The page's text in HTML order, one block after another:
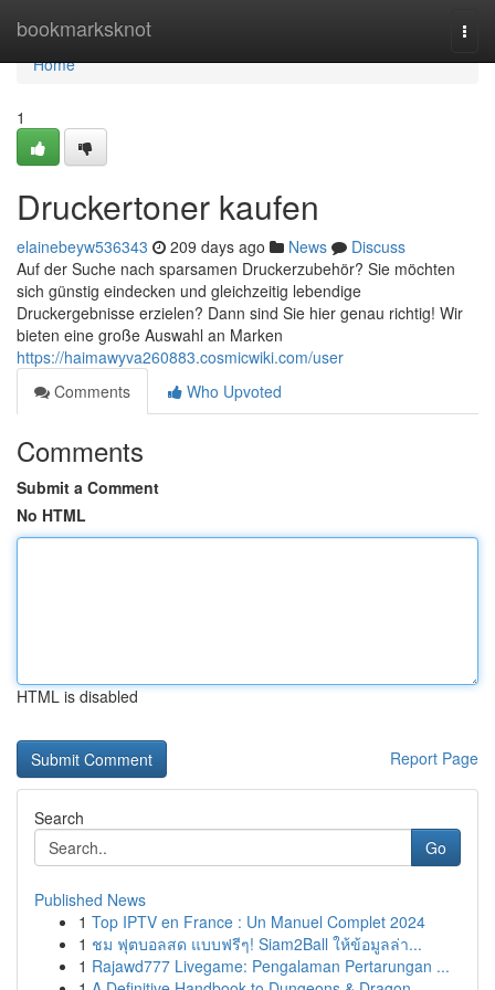
bookmarksknot
Home
Home
1
Druckertoner kaufen
elainebeyw536343 209 days ago News
Discuss
Auf der Suche nach sparsamen Druckerzubehör? Sie möchten
sich günstig eindecken und gleichzeitig lebendige
Druckergebnisse erzielen? Dann sind Sie hier genau richtig! Wir
bieten eine große Auswahl an Marken
https://haimawyva260883.cosmicwiki.com/user
Comments
Who Upvoted
Comments
Submit a Comment
No HTML
HTML is disabled
Report Page
Search
Go
Published News
1 Top IPTV en France : Un Manuel Complet 2024
1 ชม ฟุตบอลสด แบบฟรีๆ! Siam2Ball ให้ข้อมูลล่า...
1 Rajawd777 Livegame: Pengalaman Pertarungan ...